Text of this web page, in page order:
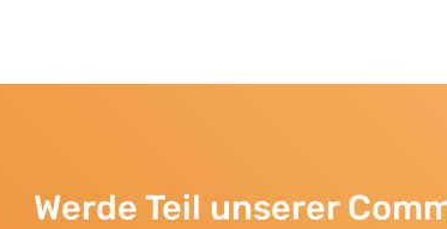
Werde Teil unserer